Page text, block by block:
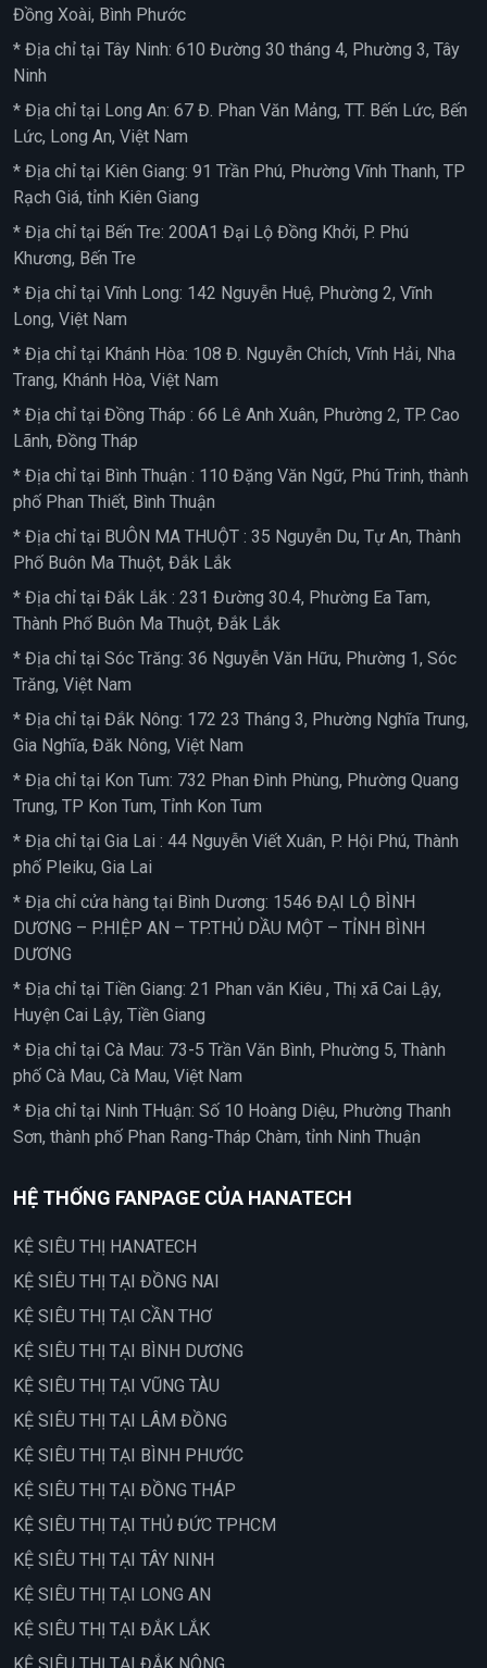
Đồng Xoài, Bình Phước
* Địa chỉ tại Tây Ninh: 610 Đường 30 tháng 4, Phường 3, Tây
Ninh
* Địa chỉ tại Long An: 67 Đ. Phan Văn Mảng, TT. Bến Lức, Bến
Lức, Long An, Việt Nam
* Địa chỉ tại Kiên Giang: 91 Trần Phú, Phường Vĩnh Thanh, TP
Rạch Giá, tỉnh Kiên Giang
* Địa chỉ tại Bến Tre: 200A1 Đại Lộ Đồng Khởi, P. Phú
Khương, Bến Tre
* Địa chỉ tại Vĩnh Long: 142 Nguyễn Huệ, Phường 2, Vĩnh
Long, Việt Nam
* Địa chỉ tại Khánh Hòa: 108 Đ. Nguyễn Chích, Vĩnh Hải, Nha
Trang, Khánh Hòa, Việt Nam
* Địa chỉ tại Đồng Tháp : 66 Lê Anh Xuân, Phường 2, TP. Cao
Lãnh, Đồng Tháp
* Địa chỉ tại Bình Thuận : 110 Đặng Văn Ngữ, Phú Trinh, thành
phố Phan Thiết, Bình Thuận
* Địa chỉ tại BUÔN MA THUỘT : 35 Nguyễn Du, Tự An, Thành
Phố Buôn Ma Thuột, Đắk Lắk
* Địa chỉ tại Đắk Lắk : 231 Đường 30.4, Phường Ea Tam,
Thành Phố Buôn Ma Thuột, Đắk Lắk
* Địa chỉ tại Sóc Trăng: 36 Nguyễn Văn Hữu, Phường 1, Sóc
Trăng, Việt Nam
* Địa chỉ tại Đắk Nông: 172 23 Tháng 3, Phường Nghĩa Trung,
Gia Nghĩa, Đăk Nông, Việt Nam
* Địa chỉ tại Kon Tum: 732 Phan Đình Phùng, Phường Quang
Trung, TP Kon Tum, Tỉnh Kon Tum
* Địa chỉ tại Gia Lai : 44 Nguyễn Viết Xuân, P. Hội Phú, Thành
phố Pleiku, Gia Lai
* Địa chỉ cửa hàng tại Bình Dương: 1546 ĐẠI LỘ BÌNH
DƯƠNG – P.HIỆP AN – TP.THỦ DẦU MỘT – TỈNH BÌNH
DƯƠNG
* Địa chỉ tại Tiền Giang: 21 Phan văn Kiêu , Thị xã Cai Lậy,
Huyện Cai Lậy, Tiền Giang
* Địa chỉ tại Cà Mau: 73-5 Trần Văn Bình, Phường 5, Thành
phố Cà Mau, Cà Mau, Việt Nam
* Địa chỉ tại Ninh THuận: Số 10 Hoàng Diệu, Phường Thanh
Sơn, thành phố Phan Rang-Tháp Chàm, tỉnh Ninh Thuận
HỆ THỐNG FANPAGE CỦA HANATECH
KỆ SIÊU THỊ HANATECH
KỆ SIÊU THỊ TẠI ĐỒNG NAI
KỆ SIÊU THỊ TẠI CẦN THƠ
KỆ SIÊU THỊ TẠI BÌNH DƯƠNG
KỆ SIÊU THỊ TẠI VŨNG TÀU
KỆ SIÊU THỊ TẠI LÂM ĐỒNG
KỆ SIÊU THỊ TẠI BÌNH PHƯỚC
KỆ SIÊU THỊ TẠI ĐỒNG THÁP
KỆ SIÊU THỊ TẠI THỦ ĐỨC TPHCM
KỆ SIÊU THỊ TẠI TÂY NINH
KỆ SIÊU THỊ TẠI LONG AN
KỆ SIÊU THỊ TẠI ĐẮK LẮK